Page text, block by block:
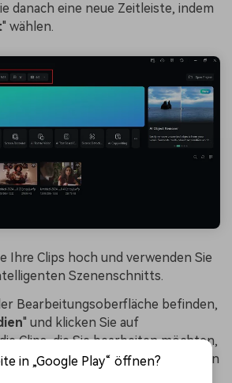
danach eine neue Zeitleiste, indem
" wählen.
Ihre Clips hoch und verwenden Sie
Szenenschnitts.
Bearbeitungsoberfläche befinden,
" und klicken Sie auf
Clips, die Sie bearbeiten möchten,
Sie anschließend mit der rechten
wählen Sie aus den sich
in „Google Play“ öffnen?